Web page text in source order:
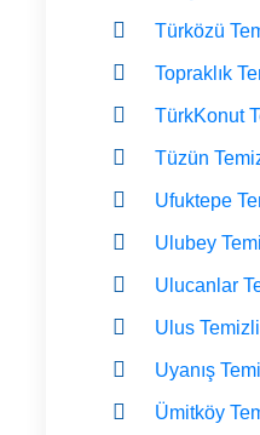
Türközü
Topraklık
TürkKonut
Tüzün
Ufuktepe
Ulubey
Ulucanlar
Ulus
Uyanış
Ümitköy